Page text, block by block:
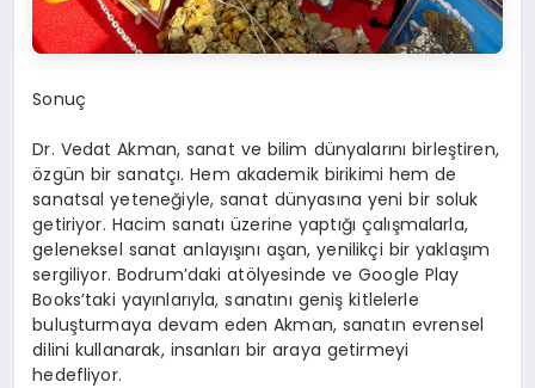
Sonuç
Dr. Vedat Akman, sanat ve bilim dünyalarını birleştiren,
özgün bir sanatçı. Hem akademik birikimi hem de
sanatsal yeteneğiyle, sanat dünyasına yeni bir soluk
getiriyor. Hacim sanatı üzerine yaptığı çalışmalarla,
geleneksel sanat anlayışını aşan, yenilikçi bir yaklaşım
sergiliyor. Bodrum’daki atölyesinde ve Google Play
Books’taki yayınlarıyla, sanatını geniş kitlelerle
buluşturmaya devam eden Akman, sanatın evrensel
dilini kullanarak, insanları bir araya getirmeyi
hedefliyor.